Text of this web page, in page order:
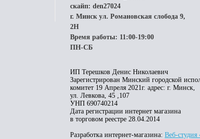
скайп: den27024
г. Минск ул. Романовская слобода 9,
2H
Время работы: 11:00-19:00
ПН-СБ
ИП Терешков Денис Николаевич
Зарегистрирован Минский городской
комитет 19 Апреля 2021г. адрес: г. Минск,
ул. Левкова, 45 ,107
УНП 690740214
Дата регистрации интернет магазина
в торговом реестре 28.04.2014
Разработка интернет-магазина: Веб-